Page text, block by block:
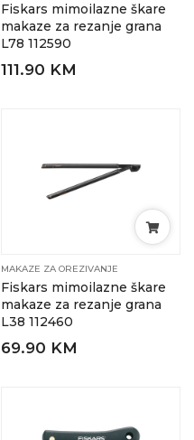
Fiskars mimoilazne škare
makaze za rezanje grana
L78 112590
111.90 KM
MAKAZE ZA OREZIVANJE
Fiskars mimoilazne škare
makaze za rezanje grana
L38 112460
69.90 KM